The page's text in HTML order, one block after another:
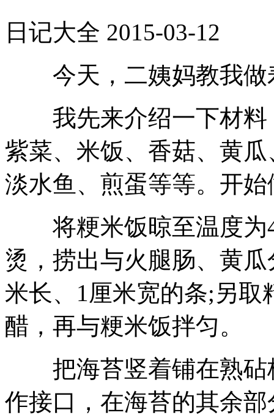
日记大全 2015-03-12
今天，二姨妈教我做
我先来介绍一下材料
紫菜、米饭、香菇、黄
淡水鱼、煎蛋等等。开始
将粳米饭晾至温度为
烫，捞出与火腿肠、黄
米长、1厘米宽的条;另
醋，再与粳米饭拌匀。
把海苔竖着铺在熟砧
作接口，在海苔的其余